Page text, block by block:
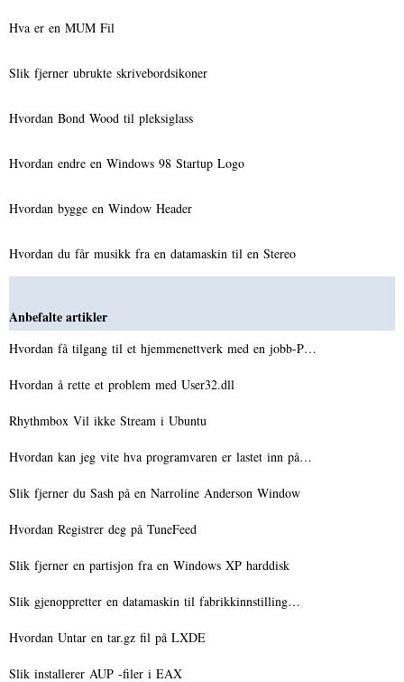
Hva er en MUM Fil
Slik fjerner ubrukte skrivebordsikoner
Hvordan Bond Wood til pleksiglass
Hvordan endre en Windows 98 Startup Logo
Hvordan bygge en Window Header
Hvordan du får musikk fra en datamaskin til en Stereo
Anbefalte artikler
Hvordan få tilgang til et hjemmenettverk med en jobb-P…
Hvordan å rette et problem med User32.dll
Rhythmbox Vil ikke Stream i Ubuntu
Hvordan kan jeg vite hva programvaren er lastet inn på…
Slik fjerner du Sash på en Narroline Anderson Window
Hvordan Registrer deg på TuneFeed
Slik fjerner en partisjon fra en Windows XP harddisk
Slik gjenoppretter en datamaskin til fabrikkinnstilling…
Hvordan Untar en tar.gz fil på LXDE
Slik installerer AUP -filer i EAX